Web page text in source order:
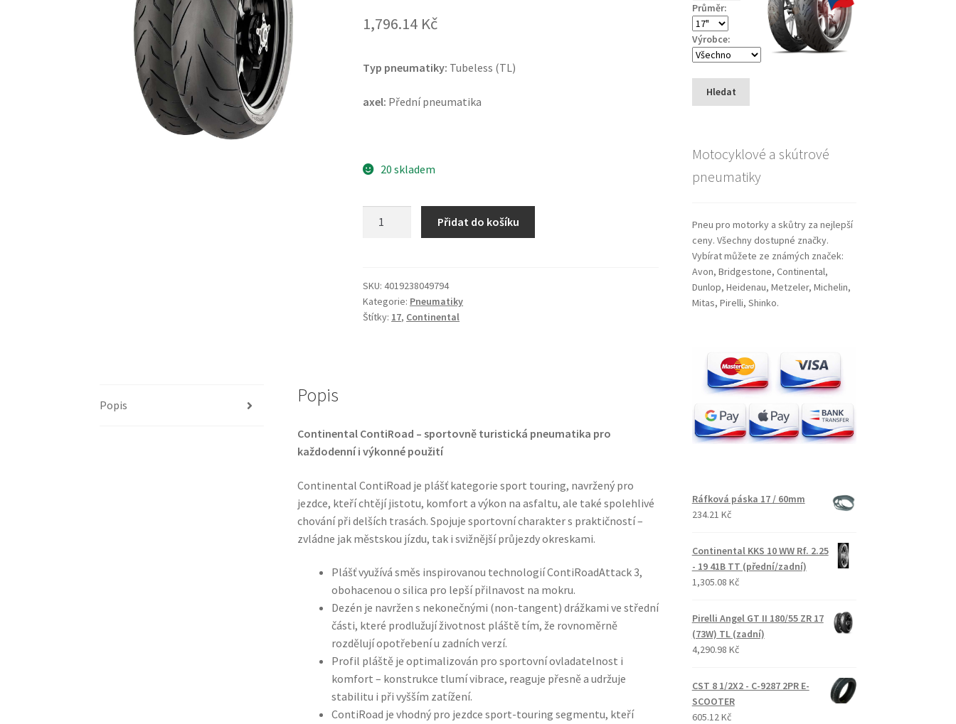
1,796.14 Kč
Typ pneumatiky: Tubeless (TL)
axel: Přední pneumatika
20 skladem
17
54S
TL
Přidat do košíku
SKU:4019238049794
Kategorie: Pneumatiky
Štítky: 17, Continental
Popis Popis
Continental ContiRoad – sportovně turistická pneumatikа pro
každodenní i výkonné použití
Continental ContiRoad je plášť kategorie sport touring, navržený pro
jezdce, kteří chtějí jistotu, komfort a výkon na asfaltu, ale také spolehlivé
chování při delších trasách. Spojuje sportovní charakter s praktičností –
zvládne jak městskou jízdu, tak i svižnější průjezdy okreskami.
Plášť využívá směs inspirovanou technologií ContiRoadAttack 3,
obohacenou o silica pro lepší přilnavost na mokru.
Dezén je navržen s nekonečnými (non-tangent) drážkami ve střední
části, které prodlužují životnost pláště tím, že rovnoměrně
rozdělují opotřebení u zadních verzí.
Profil pláště je optimalizován pro sportovní ovladatelnost i
komfort – konstrukce tlumí vibrace, reaguje přesně a udržuje
stabilitu i při vyšším zatížení.
ContiRoad je vhodný pro jezdce sport-touring segmentu, kteří
Průměr:
Výrobce:
Hledat
Motocyklové a skútrové
pneumatiky
Pneu pro motorky a skůtry za nejlepší
ceny. Všechny dostupné značky.
Vybírat můžete ze známých značek:
Avon, Bridgestone, Continental,
Dunlop, Heidenau, Metzeler, Michelin,
Mitas, Pirelli, Shinko.
Ráfková páska 17 / 60mm
234.21 Kč
Continental KKS 10 WW Rf. 2.25
- 19 41B TT (přední/zadní)
1,305.08 Kč
Pirelli Angel GT II 180/55 ZR 17
(73W) TL (zadní)
4,290.98 Kč
CST 8 1/2X2 - C-9287 2PR E-
SCOOTER
605.12 Kč